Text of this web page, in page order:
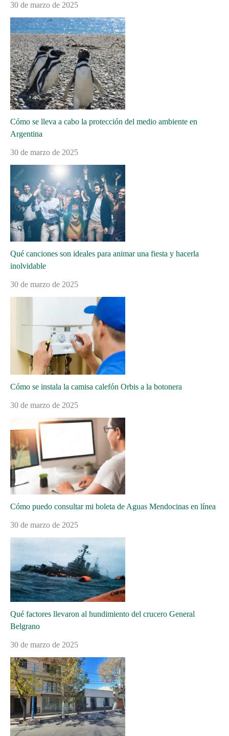
30 de marzo de 2025
Cómo se lleva a cabo la protección del medio ambiente en
Argentina
30 de marzo de 2025
Qué canciones son ideales para animar una fiesta y hacerla
inolvidable
30 de marzo de 2025
Cómo se instala la camisa calefón Orbis a la botonera
30 de marzo de 2025
Cómo puedo consultar mi boleta de Aguas Mendocinas en línea
30 de marzo de 2025
Qué factores llevaron al hundimiento del crucero General
Belgrano
30 de marzo de 2025